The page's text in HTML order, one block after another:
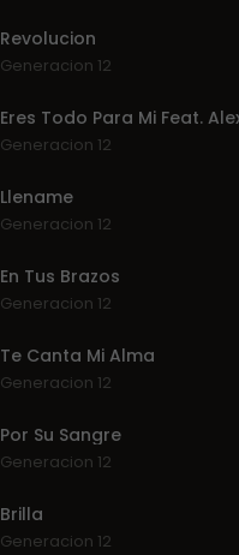
Revolucion
Generacion 12
Eres Todo Para Mi Feat.
Generacion 12
Llename
Generacion 12
En Tus Brazos
Generacion 12
Te Canta Mi Alma
Generacion 12
Por Su Sangre
Generacion 12
Brilla
Generacion 12